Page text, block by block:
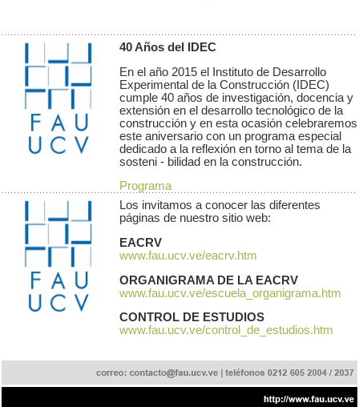
40 Años del IDEC
En el año 2015 el Instituto de Desarrollo
Experimental de la Construcción (IDEC)
cumple 40 años de investigación, docencia y
extensión en el desarrollo tecnológico de la
construcción y en esta ocasión celebraremos
este aniversario con un programa especial
dedicado a la reflexión en torno al tema de la
sosteni - bilidad en la construcción.
Programa
Los invitamos a conocer las diferentes
páginas de nuestro sitio web:
EACRV
www.fau.ucv.ve/eacrv.htm
ORGANIGRAMA DE LA EACRV
www.fau.ucv.ve/escuela_organigrama.htm
CONTROL DE ESTUDIOS
www.fau.ucv.ve/control_de_estudios.htm